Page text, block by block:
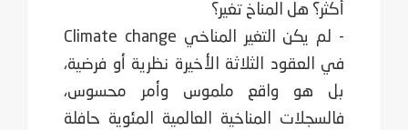
أكثر؟ هل المناخ تغير؟
- لم يكن التغير المناخي Climate change
في العقود الثلاثة الأخيرة نظرية أو فرضية،
بل هو واقع ملموس وأمر محسوس،
فالسجلات المناخية العالمية المئوية حافلة